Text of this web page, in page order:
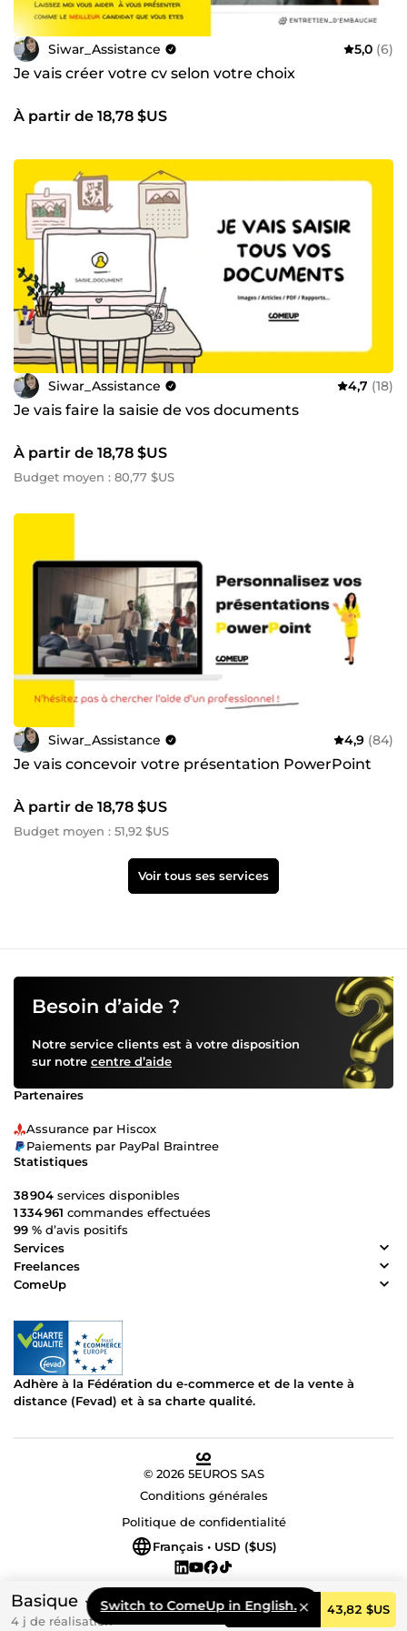
Basique
4 j de réalisation
Commander 43,82 $US
Siwar_Assistance 5,0 (6)
Je vais créer votre cv selon votre choix
À partir de 18,78 $US
Siwar_Assistance 4,7 (18)
Je vais faire la saisie de vos documents
À partir de 18,78 $US
Budget moyen : 80,77 $US
Siwar_Assistance 4,9 (84)
Je vais concevoir votre présentation PowerPoint
À partir de 18,78 $US
Budget moyen : 51,92 $US
Voir tous ses services
Switch to ComeUp in English.
Besoin d’aide ?
Notre service clients est à votre disposition
sur notre centre d’aide
Partenaires
Assurance par Hiscox
Paiements par PayPal Braintree
Statistiques
38 904 services disponibles
1 334 961 commandes effectuées
99 % d’avis positifs
Services
Freelances
ComeUp
Adhère à la Fédération du e-commerce et de la vente à
distance (Fevad) et à sa charte qualité.
© 2026 5EUROS SAS
Conditions générales
Politique de confidentialité
Français • USD ($US)